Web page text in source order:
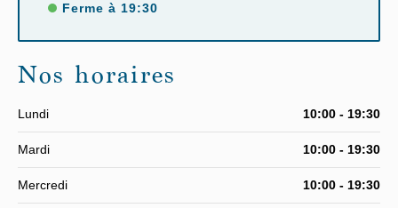
Ferme à 19:30
Nos horaires
Lundi 10:00 - 19:30
Mardi 10:00 - 19:30
Mercredi 10:00 - 19:30